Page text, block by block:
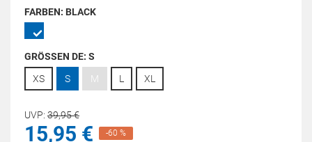
FARBEN: BLACK
GRÖSSEN DE: S
XS
S M L XL
UVP: 39,95€
15,95 €
-60 %